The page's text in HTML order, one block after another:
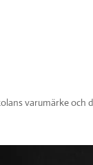
varumärke